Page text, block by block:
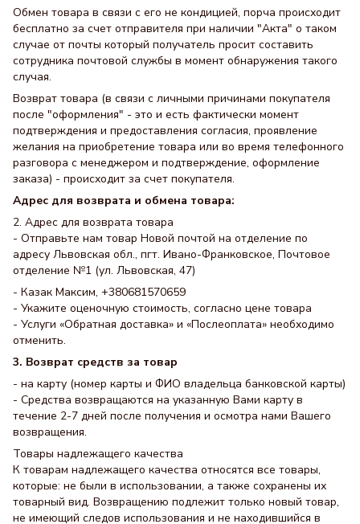
Обмен товара в связи с его не кондицией, порча происходит
бесплатно за счет отправителя при наличии "Акта" о таком
случае от почты который получатель просит составить
сотрудника почтовой службы в момент обнаружения такого
случая.
Возврат товара (в связи с личными причинами покупателя
после "оформления" - это и есть фактически момент
подтверждения и предоставления согласия, проявление
желания на приобретение товара или во время телефонного
разговора с менеджером и подтверждение, оформление
заказа) - происходит за счет покупателя.
Адрес для возврата и обмена товара:
2. Адрес для возврата товара
- Отправьте нам товар Новой почтой на отделение по
адресу Львовская обл., пгт. Ивано-Франковское, Почтовое
отделение №1 (ул. Львовская, 47)
- Казак Максим, +380681570659
- Укажите оценочную стоимость, согласно цене товара
- Услуги «Обратная доставка» и «Послеоплата» необходимо
отменить.
3. Возврат средств за товар
- на карту (номер карты и ФИО владельца банковской карты)
- Средства возвращаются на указанную Вами карту в
течение 2-7 дней после получения и осмотра нами Вашего
возвращения.
Товары надлежащего качества
К товарам надлежащего качества относятся все товары,
которые: не были в использовании, а также сохранены их
товарный вид. Возвращению подлежит только новый товар,
не имеющий следов использования и не находившийся в